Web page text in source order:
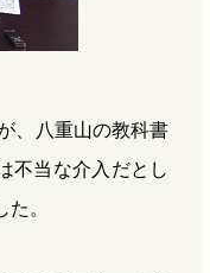
、八重山の教科書
不当な介入だとし
。